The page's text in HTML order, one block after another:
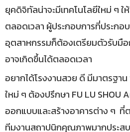
ยุคดิจิทัลน่าจะมีเทคโนโลยีใหม่ ๆ ใ
ตลอดเวลา ผู้ประกอบการที่ประกอ
อุตสาหกรรมก็ต้องเตรียมตัวรับมื
อาจเกิดขึ้นได้ตลอดเวลา
อยากได้โรงงานสวย ดี มีมาตรฐา
ใหม่ ๆ ต้องปรึกษา FU LU SHOU
ออกแบบและสร้างอาคารต่าง ๆ
ทีมงานสถาปนิกคุณภาพมากประส